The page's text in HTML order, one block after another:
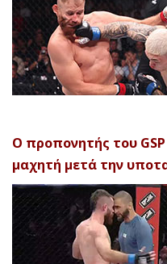
Ο προπονητής του
μαχητή μετά την